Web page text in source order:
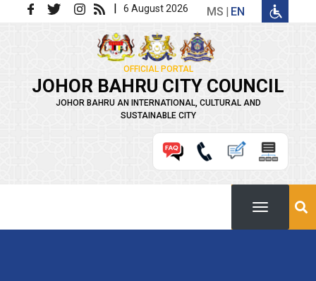
Skip to main content | 6 August 2026 MS EN
OFFICIAL PORTAL
JOHOR BAHRU CITY COUNCIL
JOHOR BAHRU AN INTERNATIONAL, CULTURAL AND
SUSTAINABLE CITY